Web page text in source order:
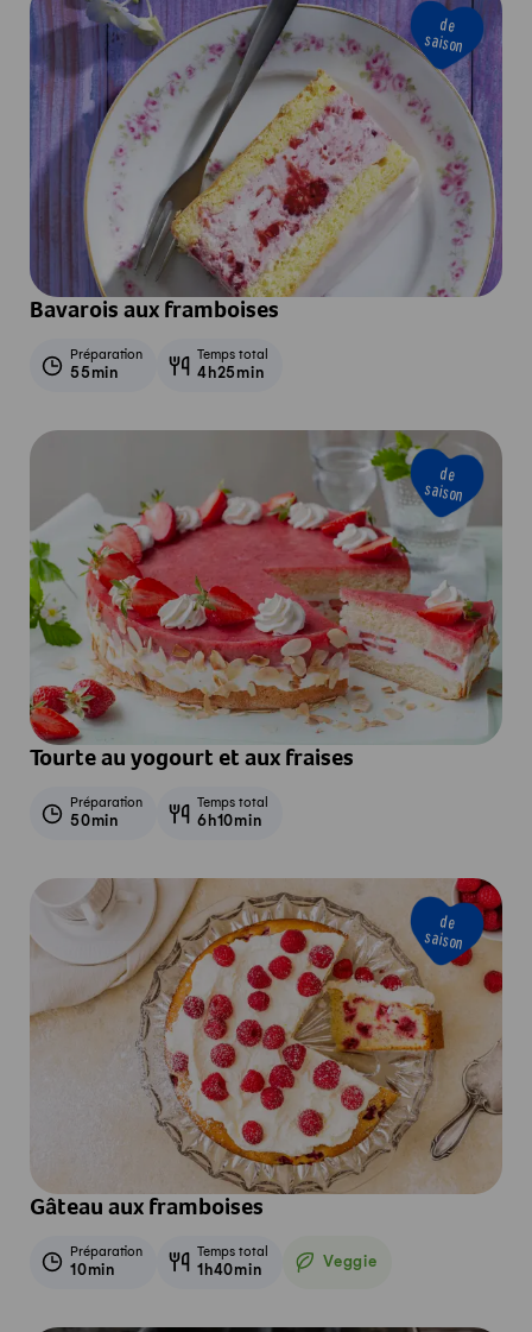
de
saison
Bavarois aux framboises
Préparation
55min
Temps total
4h25min
de
saison
Tourte au yogourt et aux fraises
Préparation
50min
Temps total
6h10min
de
saison
Gâteau aux framboises
Préparation
10min
Temps total
1h40min Veggie
Veggie